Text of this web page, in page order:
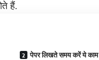
हैं.
पेपर लिखते समय करें ये काम